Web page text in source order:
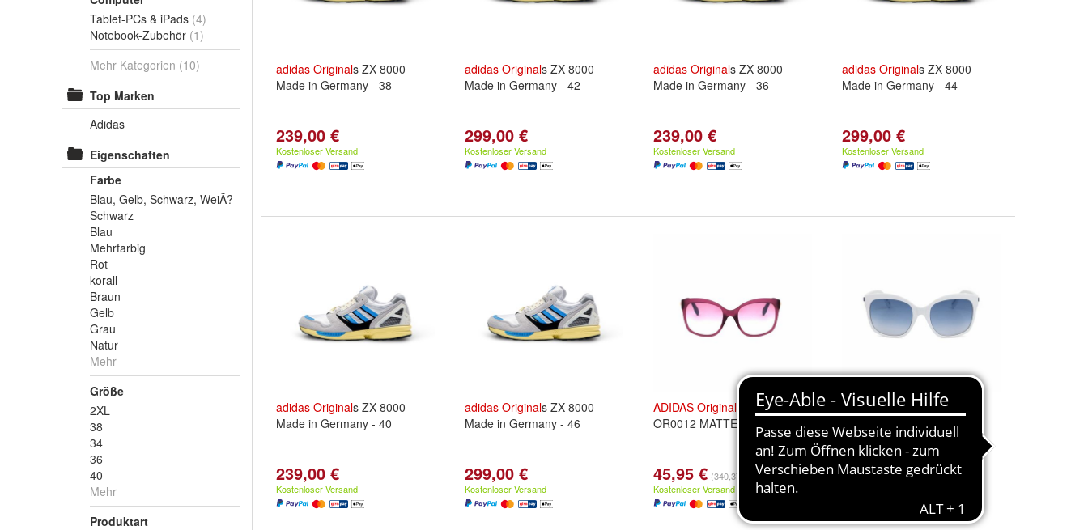
Tablet-PCs & iPads (4)
Notebook-Zubehör (1)
Mehr Kategorien (10)
Top Marken
Adidas
Eigenschaften
Farbe
Blau, Gelb, Schwarz, WeiÃ?
Schwarz
Blau
Mehrfarbig
Rot
korall
Braun
Gelb
Grau
Natur
Mehr
Größe
2XL
38
34
36
40
Mehr
Produktart
adidas Originals ZX 8000
Made in Germany - 38
239,00 €
Kostenloser Versand
adidas Originals ZX 8000
Made in Germany - 42
299,00 €
Kostenloser Versand
adidas Originals ZX 8000
Made in Germany - 36
239,00 €
Kostenloser Versand
adidas Originals ZX 8000
Made in Germany - 44
299,00 €
Kostenloser Versand
adidas Originals ZX 8000
Made in Germany - 40
239,00 €
Kostenloser Versand
adidas Originals ZX 8000
Made in Germany - 46
299,00 €
Kostenloser Versand
ADIDAS Original MOD.
OR0012 MATTE RED
45,95 € (340,37 € / l)
Kostenloser Versand
ADIDAS OriginalMOD.
OR0012 WHITE
45,95 € (340,37 € / l)